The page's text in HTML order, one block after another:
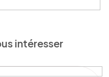
intéresser